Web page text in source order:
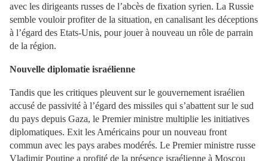
avec les dirigeants russes de l’abcès de fixation syrien. La Russie
semble vouloir profiter de la situation, en canalisant les déceptions
à l’égard des Etats-Unis, pour jouer à nouveau un rôle de parrain
de la région.
Nouvelle diplomatie israélienne
Tandis que les critiques pleuvent sur le gouvernement israélien
accusé de passivité à l’égard des missiles qui s’abattent sur le sud
du pays depuis Gaza, le Premier ministre multiplie les initiatives
diplomatiques. Exit les Américains pour un nouveau front
commun avec les pays arabes modérés. Le Premier ministre russe
Vladimir Poutine a profité de la présence israélienne à Moscou